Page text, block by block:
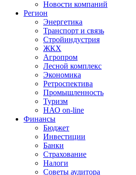
Новости компаний
Регион
Энергетика
Транспорт и связь
Стройиндустрия
ЖКХ
Агропром
Лесной комплекс
Экономика
Ретроспектива
Промышленность
Туризм
НАО on-line
Финансы
Бюджет
Инвестиции
Банки
Страхование
Налоги
Советы аудитора